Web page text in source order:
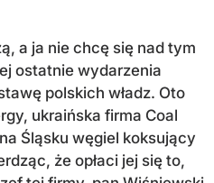
a ja nie chcę się nad tym
ostatnie wydarzenia
polskich władz. Oto
ukraińska firma Coal
Śląsku węgiel koksujący
że opłaci jej się to,